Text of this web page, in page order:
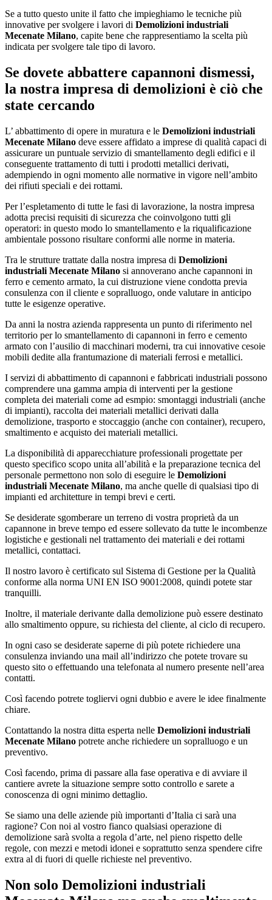
Se a tutto questo unite il fatto che impieghiamo le tecniche più
innovative per svolgere i lavori di Demolizioni industriali
Mecenate Milano, capite bene che rappresentiamo la scelta più
indicata per svolgere tale tipo di lavoro.
Se dovete abbattere capannoni dismessi,
la nostra impresa di demolizioni è ciò che
state cercando
L’ abbattimento di opere in muratura e le Demolizioni industriali
Mecenate Milano deve essere affidato a imprese di qualità capaci di
assicurare un puntuale servizio di smantellamento degli edifici e il
conseguente trattamento di tutti i prodotti metallici derivati,
adempiendo in ogni momento alle normative in vigore nell’ambito
dei rifiuti speciali e dei rottami.
Per l’espletamento di tutte le fasi di lavorazione, la nostra impresa
adotta precisi requisiti di sicurezza che coinvolgono tutti gli
operatori: in questo modo lo smantellamento e la riqualificazione
ambientale possono risultare conformi alle norme in materia.
Tra le strutture trattate dalla nostra impresa di Demolizioni
industriali Mecenate Milano si annoverano anche capannoni in
ferro e cemento armato, la cui distruzione viene condotta previa
consulenza con il cliente e sopralluogo, onde valutare in anticipo
tutte le esigenze operative.
Da anni la nostra azienda rappresenta un punto di riferimento nel
territorio per lo smantellamento di capannoni in ferro e cemento
armato con l’ausilio di macchinari moderni, tra cui innovative cesoie
mobili dedite alla frantumazione di materiali ferrosi e metallici.
I servizi di abbattimento di capannoni e fabbricati industriali possono
comprendere una gamma ampia di interventi per la gestione
completa dei materiali come ad esmpio: smontaggi industriali (anche
di impianti), raccolta dei materiali metallici derivati dalla
demolizione, trasporto e stoccaggio (anche con container), recupero,
smaltimento e acquisto dei materiali metallici.
La disponibilità di apparecchiature professionali progettate per
questo specifico scopo unita all’abilità e la preparazione tecnica del
personale permettono non solo di eseguire le Demolizioni
industriali Mecenate Milano, ma anche quelle di qualsiasi tipo di
impianti ed architetture in tempi brevi e certi.
Se desiderate sgomberare un terreno di vostra proprietà da un
capannone in breve tempo ed essere sollevato da tutte le incombenze
logistiche e gestionali nel trattamento dei materiali e dei rottami
metallici, contattaci.
Il nostro lavoro è certificato sul Sistema di Gestione per la Qualità
conforme alla norma UNI EN ISO 9001:2008, quindi potete star
tranquilli.
Inoltre, il materiale derivante dalla demolizione può essere destinato
allo smaltimento oppure, su richiesta del cliente, al ciclo di recupero.
In ogni caso se desiderate saperne di più potete richiedere una
consulenza inviando una mail all’indirizzo che potete trovare su
questo sito o effettuando una telefonata al numero presente nell’area
contatti.
Così facendo potrete togliervi ogni dubbio e avere le idee finalmente
chiare.
Contattando la nostra ditta esperta nelle Demolizioni industriali
Mecenate Milano potrete anche richiedere un sopralluogo e un
preventivo.
Così facendo, prima di passare alla fase operativa e di avviare il
cantiere avrete la situazione sempre sotto controllo e sarete a
conoscenza di ogni minimo dettaglio.
Se siamo una delle aziende più importanti d’Italia ci sarà una
ragione? Con noi al vostro fianco qualsiasi operazione di
demolizione sarà svolta a regola d’arte, nel pieno rispetto delle
regole, con mezzi e metodi idonei e soprattutto senza spendere cifre
extra al di fuori di quelle richieste nel preventivo.
Non solo Demolizioni industriali